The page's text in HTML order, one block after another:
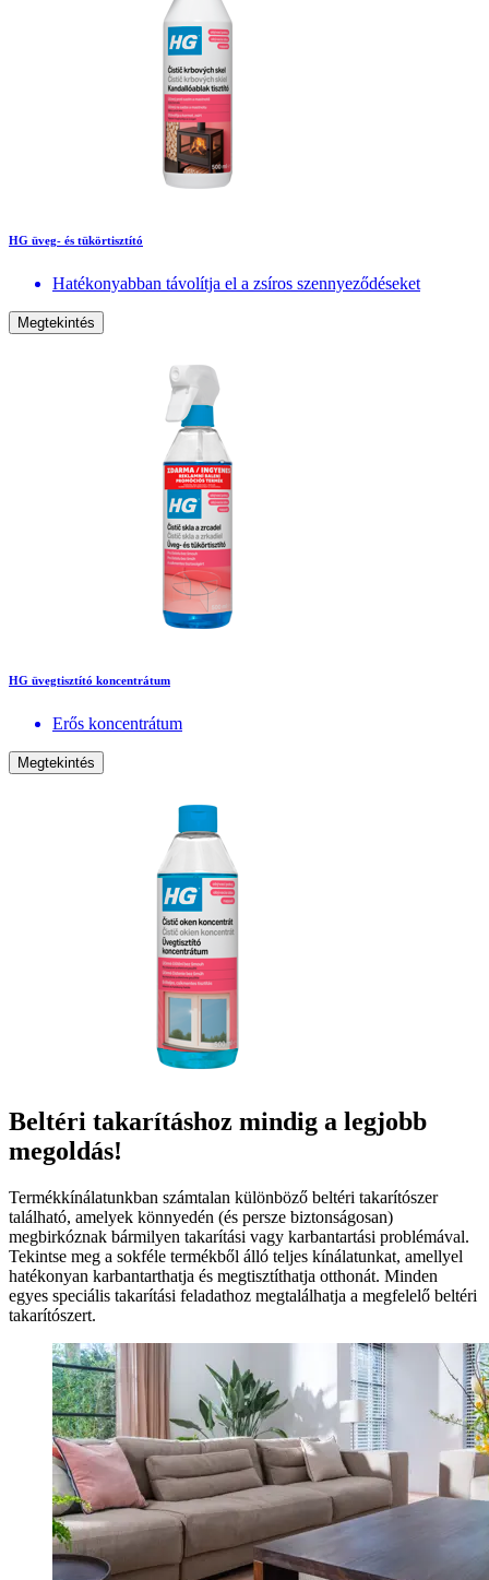
HG üveg- és tükörtisztító
Hatékonyabban távolítja el a zsíros szennyeződéseket
Megtekintés
HG üvegtisztító koncentrátum
Erős koncentrátum
Megtekintés
Beltéri takarításhoz mindig a legjobb
megoldás!
Termékkínálatunkban számtalan különböző beltéri takarítószer
található, amelyek könnyedén (és persze biztonságosan)
megbirkóznak bármilyen takarítási vagy karbantartási problémával.
Tekintse meg a sokféle termékből álló teljes kínálatunkat, amellyel
hatékonyan karbantarthatja és megtisztíthatja otthonát. Minden
egyes speciális takarítási feladathoz megtalálhatja a megfelelő beltéri
takarítószert.